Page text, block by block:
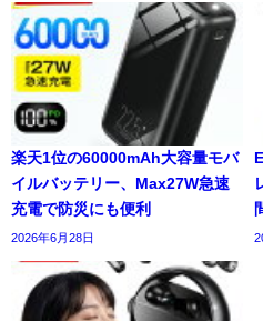
楽天1位の60000mAh大容量モバ
イルバッテリー、Max27W急速
充電で防災にも便利
2026年6月28日